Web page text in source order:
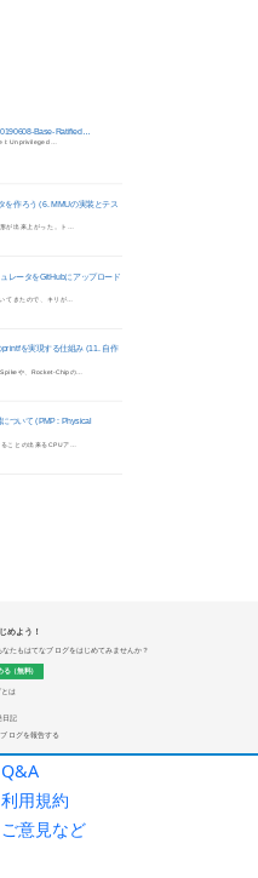
Q&A
利用規約
ご意見など